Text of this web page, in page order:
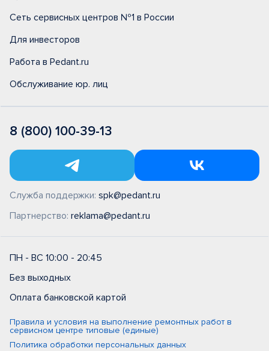
Сеть сервисных центров №1 в России
Для инвесторов
Работа в Pedant.ru
Обслуживание юр. лиц
8 (800) 100-39-13
Служба поддержки: spk@pedant.ru
Партнерство: reklama@pedant.ru
ПН - ВС 10:00 - 20:45
Без выходных
Оплата банковской картой
Правила и условия на выполнение ремонтных работ в
сервисном центре типовые (единые)
Политика обработки персональных данных